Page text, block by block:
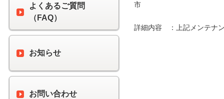
詳細内容　：上記メンテナ
よくあるご質問
（FAQ）
お知らせ
お問い合わせ